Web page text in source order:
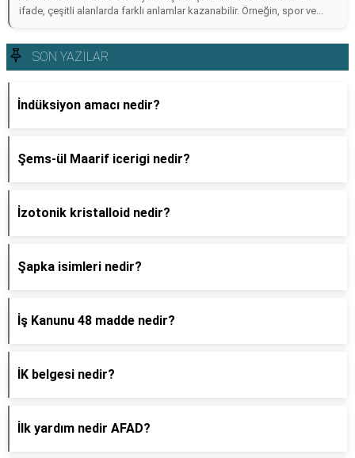
ifade, çeşitli alanlarda farklı anlamlar kazanabilir. Örneğin, spor ve...
SON YAZILAR
İndüksiyon amacı nedir?
Şems-ül Maarif icerigi nedir?
İzotonik kristalloid nedir?
Şapka isimleri nedir?
İş Kanunu 48 madde nedir?
İK belgesi nedir?
İlk yardım nedir AFAD?